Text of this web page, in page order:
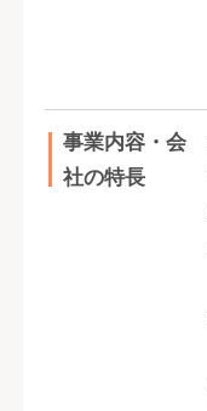
事業内容・会
社の特長